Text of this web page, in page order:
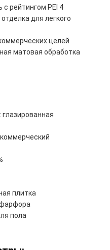
с рейтингом PEI 4
для легкого
целей
матовая обработка
плитка
фарфора
пола